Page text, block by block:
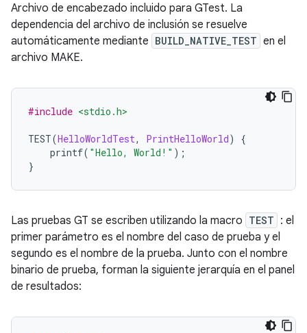
Archivo de encabezado incluido para GTest. La
dependencia del archivo de inclusión se resuelve
automáticamente mediante BUILD_NATIVE_TEST en el
archivo MAKE.
#include <stdio.h>
TEST(HelloWorldTest, PrintHelloWorld)
{
printf( "Hello, World!" );
}
Las pruebas GT se escriben utilizando la macro TEST : el
primer parámetro es el nombre del caso de prueba y el
segundo es el nombre de la prueba. Junto con el nombre
binario de prueba, forman la siguiente jerarquía en el panel
de resultados: